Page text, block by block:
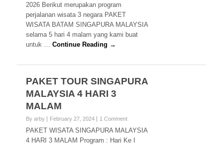
2026 Berikut merupakan program
perjalanan wisata 3 negara PAKET
WISATA BATAM SINGAPURA MALAYSIA
selama 5 hari 4 malam yang kami buat
untuk …Continue Reading →
PAKET TOUR SINGAPURA
MALAYSIA 4 HARI 3
MALAM
By arby February 27, 2024 1 Comment
PAKET WISATA SINGAPURA MALAYSIA
4 HARI 3 MALAM Program : Hari Ke I